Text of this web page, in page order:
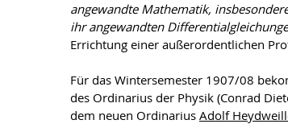
angewandte Mathematik,
ihr angewandten
Errichtung einer außerordentlichen
Für das Wintersemester 1907/08
des Ordinarius der Physik (Conrad
dem neuen Ordinarius Adolf